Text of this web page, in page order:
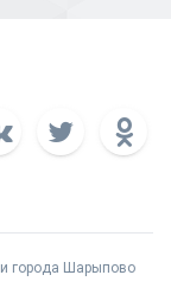
города Шарыпово